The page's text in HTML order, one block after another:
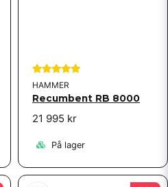
HAMMER
Recumbent RB 8000
21 995 kr
På lager